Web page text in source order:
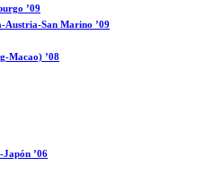
’09
Austria-San Marino ’09
Macao) ’08
’06